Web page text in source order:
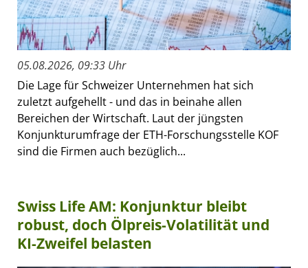
05.08.2026, 09:33 Uhr
Die Lage für Schweizer Unternehmen hat sich
zuletzt aufgehellt - und das in beinahe allen
Bereichen der Wirtschaft. Laut der jüngsten
Konjunkturumfrage der ETH-Forschungsstelle KOF
sind die Firmen auch bezüglich...
Swiss Life AM: Konjunktur bleibt
robust, doch Ölpreis-Volatilität und
KI-Zweifel belasten